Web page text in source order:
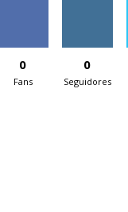
0
Fans
0
Seguidores